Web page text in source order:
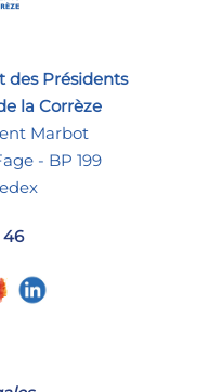
des Présidents
la Corrèze
Marbot
- BP 199
46